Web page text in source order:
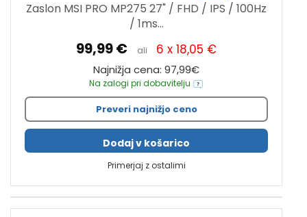
Zaslon MSI PRO MP275 27" / FHD / IPS / 100Hz
/ 1ms...
99,99 € ali 6 x 18,05 €
Najnižja cena: 97,99€
Na zalogi pri dobavitelju
Preveri najnižjo ceno
Dodaj v košarico
Primerjaj z ostalimi